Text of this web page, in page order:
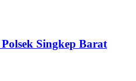
Singkep Barat